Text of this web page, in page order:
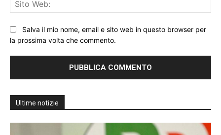
Salva il mio nome, email e sito web in questo browser per
la prossima volta che commento.
Ultime notizie